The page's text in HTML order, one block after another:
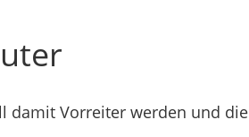
damit Vorreiter werden und die